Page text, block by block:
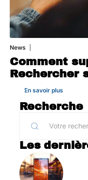
News
Comment
Rechercher
En savoir plus
Recherche
Les